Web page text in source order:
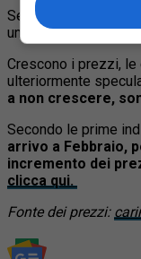
Se nel
2004
una Panda,adesso
Crescono i prezzi,
ulteriormente
a non crescere,
Secondo le prime
arrivo a Febbraio,
incremento dei
clicca qui.
Fonte dei prezzi: